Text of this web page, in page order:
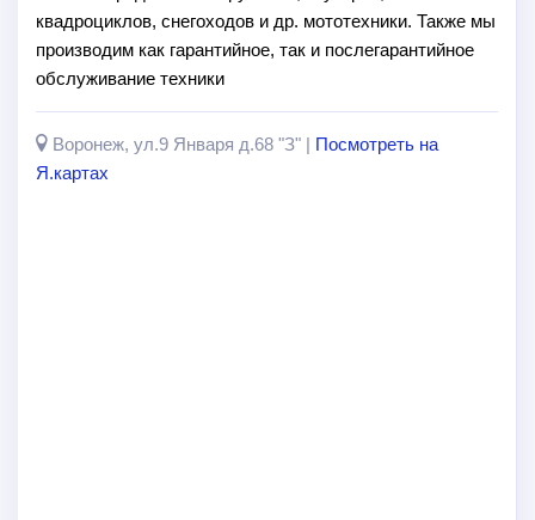
квадроциклов, снегоходов и др. мототехники. Также мы
производим как гарантийное, так и послегарантийное
обслуживание техники
Воронеж, ул.9 Января д.68 "З" | Посмотреть на
Я.картах